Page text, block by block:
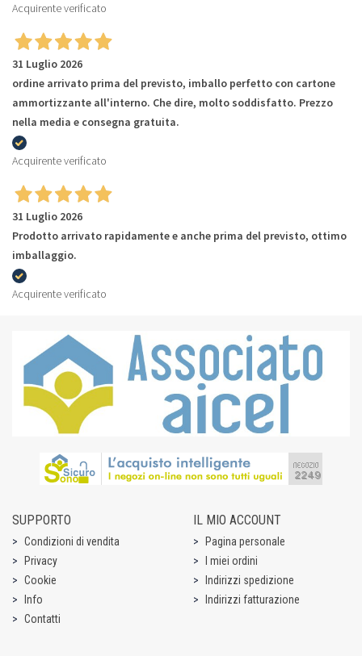
Acquirente verificato
31 Luglio 2026
ordine arrivato prima del previsto, imballo perfetto con cartone
ammortizzante all'interno. Che dire, molto soddisfatto. Prezzo
nella media e consegna gratuita.
Acquirente verificato
31 Luglio 2026
Prodotto arrivato rapidamente e anche prima del previsto, ottimo
imballaggio.
Acquirente verificato
SUPPORTO
Condizioni di vendita
Privacy
Cookie
Info
Contatti
IL MIO ACCOUNT
Pagina personale
I miei ordini
Indirizzi spedizione
Indirizzi fatturazione